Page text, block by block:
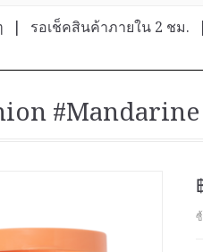
รอเช็คสินค้าภายใน 2 ชม.
#Mandarine